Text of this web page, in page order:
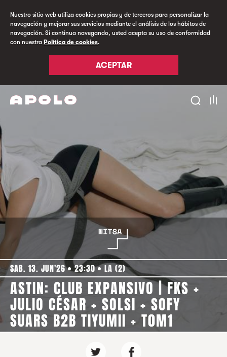
Nuestro sitio web utiliza cookies propias y de terceros para personalizar la
navegación y mejorar sus servicios mediante el análisis de los hábitos de
navegación. Si continua navegando, usted acepta su uso de conformidad
con nuestra Política de cookies.
ACEPTAR
SAB. 13. JUN'26 23:30 LA (2)
ASTIN: CLUB EXPANSIVO | FKS +
JULIO CÉSAR + SOLSI + SOFY
SUARS B2B TIYUMII + T0M1